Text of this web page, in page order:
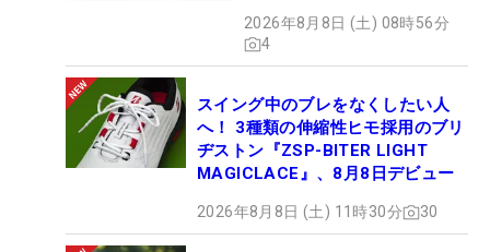
2026年8月8日 (土) 08時56分
4
スイング中のブレをなくしたい人
へ！ 3種類の伸縮性ヒモ採用のブリ
ヂストン『ZSP-BITER LIGHT
MAGICLACE』、8月8日デビュー
2026年8月8日 (土) 11時30分 30